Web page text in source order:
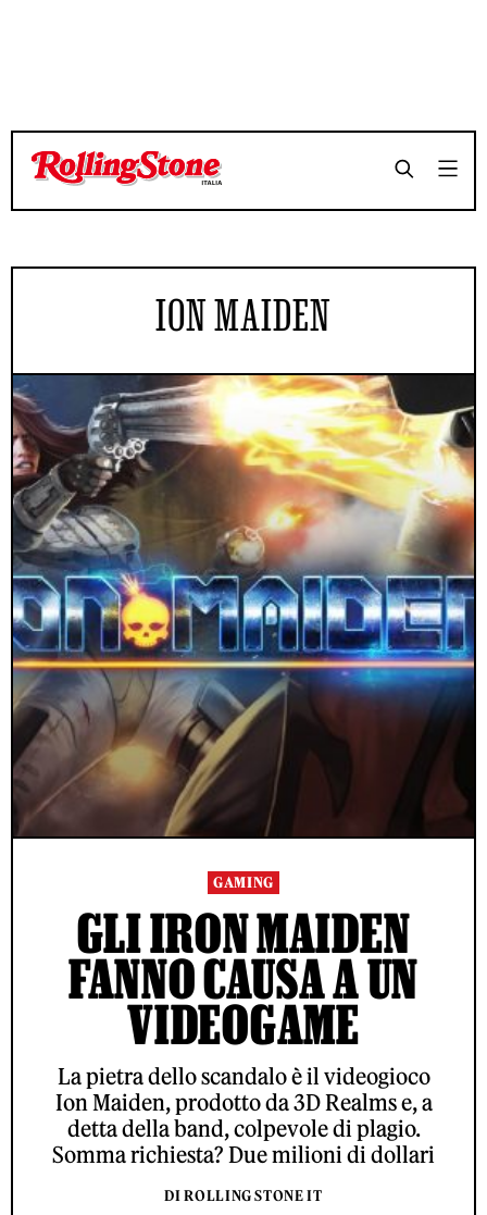
ION MAIDEN
GAMING
GLI IRON MAIDEN
FANNO CAUSA A UN
VIDEOGAME
La pietra dello scandalo è il videogioco
Ion Maiden, prodotto da 3D Realms e, a
detta della band, colpevole di plagio.
Somma richiesta? Due milioni di dollari
DI ROLLING STONE IT